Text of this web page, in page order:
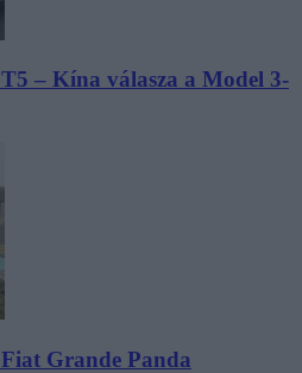
– Kína válasza a Model 3-
Grande Panda